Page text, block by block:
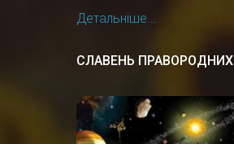
Детальніше...
СЛАВЕНЬ ПРАВОРОДНИХ